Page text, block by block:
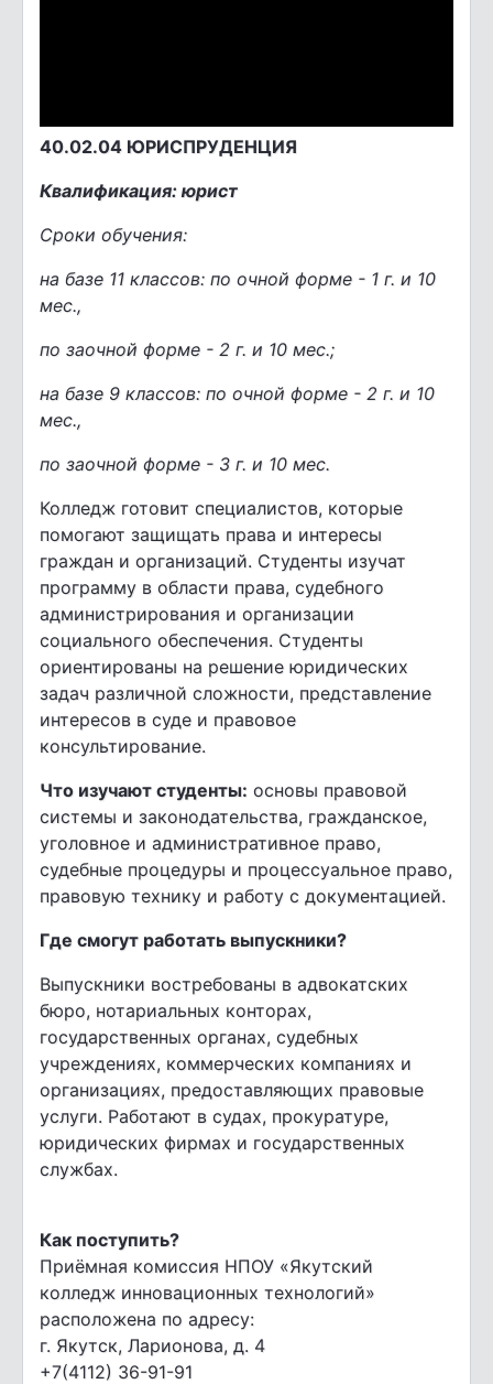
40.02.04 ЮРИСПРУДЕНЦИЯ
Квалификация: юрист
Сроки обучения:
на базе 11 классов: по очной форме - 1 г. и 10
мес.,
по заочной форме - 2 г. и 10 мес.;
на базе 9 классов: по очной форме - 2 г. и 10
мес.,
по заочной форме - 3 г. и 10 мес.
Колледж готовит специалистов, которые
помогают защищать права и интересы
граждан и организаций. Студенты изучат
программу в области права, судебного
администрирования и организации
социального обеспечения. Студенты
ориентированы на решение юридических
задач различной сложности, представление
интересов в суде и правовое
консультирование.
Что изучают студенты: основы правовой
системы и законодательства, гражданское,
уголовное и административное право,
судебные процедуры и процессуальное право,
правовую технику и работу с документацией.
Где смогут работать выпускники?
Выпускники востребованы в адвокатских
бюро, нотариальных конторах,
государственных органах, судебных
учреждениях, коммерческих компаниях и
организациях, предоставляющих правовые
услуги. Работают в судах, прокуратуре,
юридических фирмах и государственных
службах.
Как поступить?
Приёмная комиссия НПОУ «Якутский
колледж инновационных технологий»
расположена по адресу:
г. Якутск, Ларионова, д. 4
+7(4112) 36-91-91